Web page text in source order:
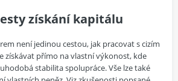
získání kapitálu
není jedinou cestou, jak pracovat s cizím
získávat přímo na vlastní výkonost, kde
stabilita spolupráce. Vše lze také